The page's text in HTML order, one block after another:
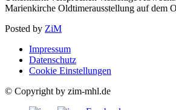
Marienkirche Oldtimerausstellung auf
Posted by ZiM
Impressum
Datenschutz
Cookie Einstellungen
© Copyright by zim-mhl.de